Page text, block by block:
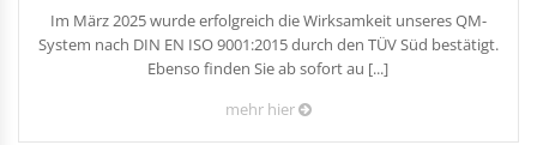
Im März 2025 wurde erfolgreich die Wirksamkeit unseres QM-
System nach DIN EN ISO 9001:2015 durch den TÜV Süd bestätigt.
Ebenso finden Sie ab sofort au [...]
mehr hier